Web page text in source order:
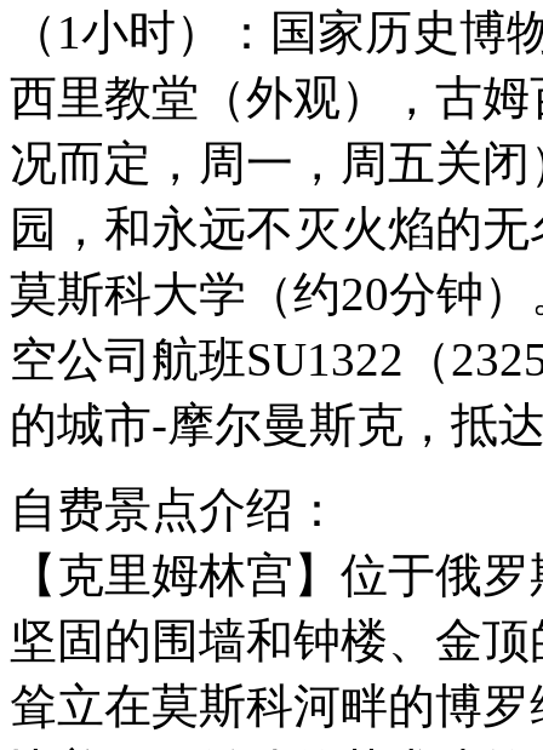
（1小时）：国家历史
西里教堂（外观），古
况而定，周一，周五关
园，和永远不灭火焰的
莫斯科大学（约20分钟
空公司航班SU1322（
的城市-摩尔曼斯克，抵
自费景点介绍：
【克里姆林宫】位于俄
坚固的围墙和钟楼、金
耸立在莫斯科河畔的博